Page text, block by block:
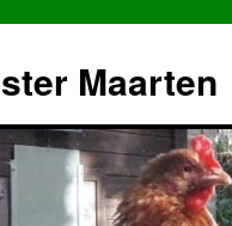
Maarten